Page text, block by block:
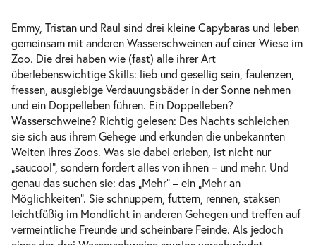
Drei Wasserschweine brennen durch-
Fr.
Fr. 09.04.2027
16:00–17:15 Uhr
Tickets
Drei Wasserschweine brennen durch-
Sa.
Sa. 10.04.2027
17:00–18:15 Uhr
Emmy, Tristan und Raul sind drei kleine Capybaras und leben
gemeinsam mit anderen Wasserschweinen auf einer Wiese im
Zoo. Die drei haben wie (fast) alle ihrer Art
überlebenswichtige Skills: lieb und gesellig sein, faulenzen,
fressen, ausgiebige Verdauungsbäder in der Sonne nehmen
und ein Doppelleben führen. Ein Doppelleben?
Wasserschweine? Richtig gelesen: Des Nachts schleichen
sie sich aus ihrem Gehege und erkunden die unbekannten
Weiten ihres Zoos. Was sie dabei erleben, ist nicht nur
„saucool“, sondern fordert alles von ihnen – und mehr. Und
genau das suchen sie: das „Mehr“ – ein „Mehr an
Möglichkeiten“. Sie schnuppern, futtern, rennen, staksen
leichtfüßig im Mondlicht in anderen Gehegen und treffen auf
vermeintliche Freunde und scheinbare Feinde. Als jedoch